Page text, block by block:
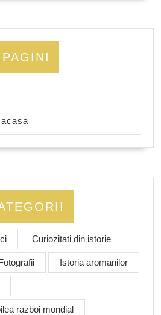
PAGINI
Curiozitati din istorie
Istoria aromanilor
razboi mondial